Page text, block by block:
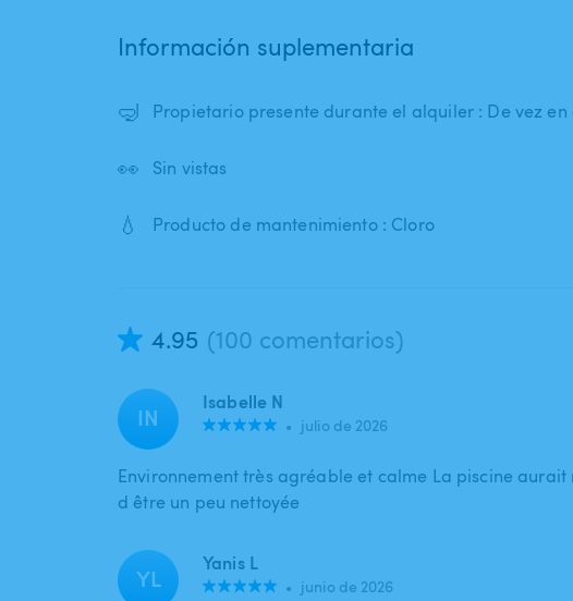
Información suplementaria
🤿 Propietario presente durante el alquiler : De vez en
👀 Sin vistas
💧 Producto de mantenimiento : Cloro
4.95 (100 comentarios)
IN Isabelle N
• julio de 2026
Environnement très agréable et calme La piscine aurait
d être un peu nettoyée
YL Yanis L
• junio de 2026